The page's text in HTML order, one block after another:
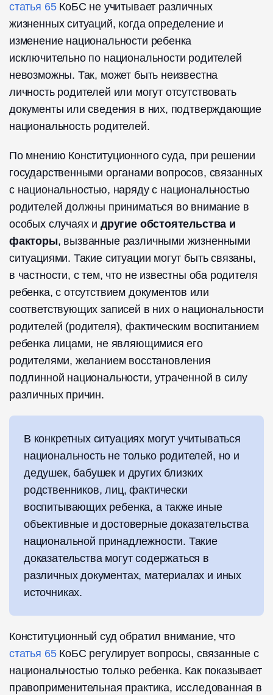
статья 65КоБС не учитывает различных
жизненных ситуаций, когда определение и
изменение национальности ребенка
исключительно по национальности родителей
невозможны. Так, может быть неизвестна
личность родителей или могут отсутствовать
документы или сведения в них, подтверждающие
национальность родителей.
По мнению Конституционного суда, при решении
государственными органами вопросов, связанных
с национальностью, наряду с национальностью
родителей должны приниматься во внимание в
особых случаях и другие обстоятельства и
факторы, вызванные различными жизненными
ситуациями. Такие ситуации могут быть связаны,
в частности, с тем, что не известны оба родителя
ребенка, с отсутствием документов или
соответствующих записей в них о национальности
родителей (родителя), фактическим воспитанием
ребенка лицами, не являющимися его
родителями, желанием восстановления
подлинной национальности, утраченной в силу
различных причин.
В конкретных ситуациях могут учитываться
национальность не только родителей, но и
дедушек, бабушек и других близких
родственников, лиц, фактически
воспитывающих ребенка, а также иные
объективные и достоверные доказательства
национальной принадлежности. Такие
доказательства могут содержаться в
различных документах, материалах и иных
источниках.
Конституционный суд обратил внимание, что
статья 65КоБС регулирует вопросы, связанные с
национальностью только ребенка. Как показывает
правоприменительная практика, исследованная в